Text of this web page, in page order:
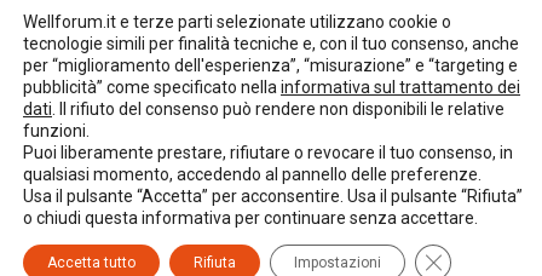
Copyright 2017–2026
Privacy Policy
Credits: LO Studio
Wellforum.it e terze parti selezionate utilizzano cookie o
tecnologie simili per finalità tecniche e, con il tuo consenso, anche
per “miglioramento dell'esperienza”, “misurazione” e “targeting e
pubblicità” come specificato nella informativa sul trattamento dei
dati . Il rifiuto del consenso può rendere non disponibili le relative
funzioni.
Puoi liberamente prestare, rifiutare o revocare il tuo consenso, in
qualsiasi momento, accedendo al pannello delle preferenze.
Usa il pulsante “Accetta” per acconsentire. Usa il pulsante “Rifiuta”
o chiudi questa informativa per continuare senza accettare.
Accetta tutto Rifiuta Impostazioni Close GDPR